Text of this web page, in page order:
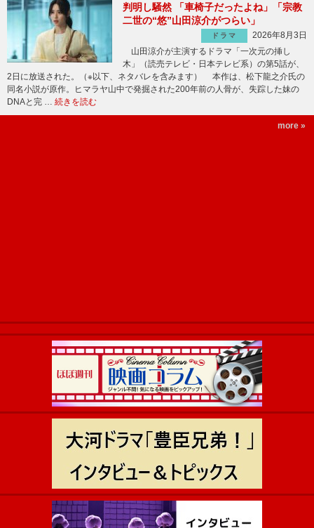
判明し騒然 「車椅子だったよね」「宗教
二世の“悠”山田涼介がつらい」
ドラマ
2026年8月3日
山田涼介が主演するドラマ「一次元の挿し
木」（読売テレビ・日本テレビ系）の第5話が、
2日に放送された。（※以下、ネタバレを含みます） 本作は、松下龍之介氏の
同名小説が原作。ヒマラヤ山中で発掘された200年前の人骨が、失踪した妹の
DNAと完 … 続きを読む
more »